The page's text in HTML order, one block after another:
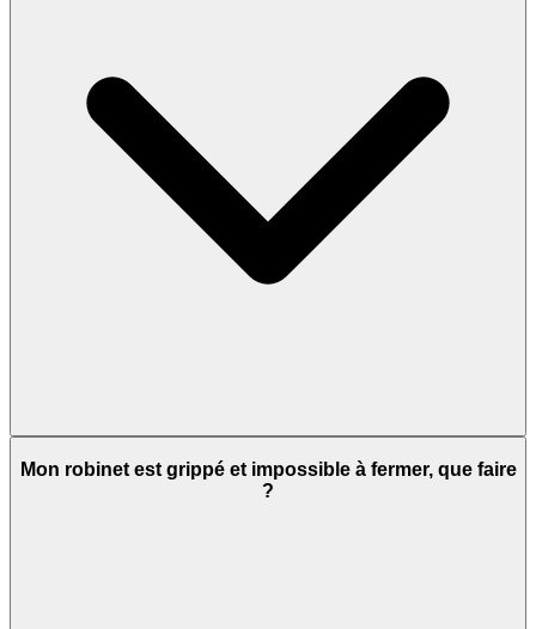
Mon robinet est grippé et impossible à fermer, que faire
?